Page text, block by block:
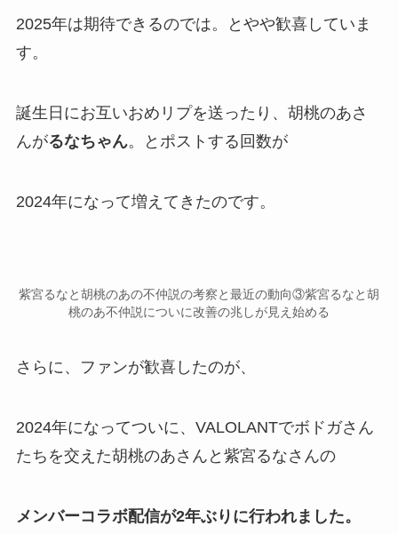
2025年は期待できるのでは。とやや歓喜していま
す。
誕生日にお互いおめリプを送ったり、胡桃のあさ
んがるなちゃん。とポストする回数が
2024年になって増えてきたのです。
紫宮るなと胡桃のあの不仲説の考察と最近の動向③紫宮るなと胡
桃のあ不仲説についに改善の兆しが見え始める
さらに、ファンが歓喜したのが、
2024年になってついに、VALOLANTでボドガさん
たちを交えた胡桃のあさんと紫宮るなさんの
メンバーコラボ配信が2年ぶりに行われました。